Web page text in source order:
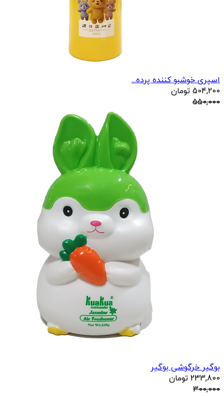
اسپری خوشبو کننده پرده...
504,200 تومان
550,000
بوگیر خرگوشی بوگیر
233,800 تومان
300,000